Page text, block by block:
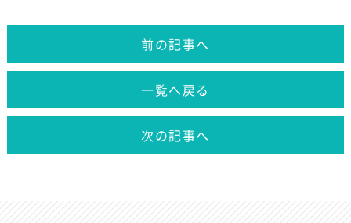
前の記事へ
一覧へ戻る
次の記事へ